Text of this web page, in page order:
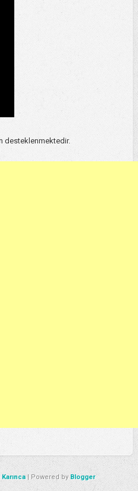
desteklenmektedir.
| Powered by Blogger